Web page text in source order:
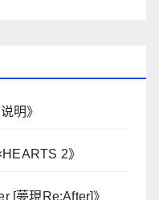
明》
2》
[夢現Re:After]》